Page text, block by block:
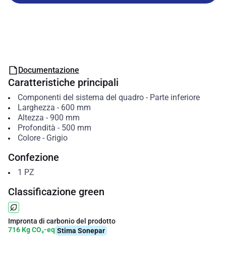
Documentazione
Caratteristiche principali
Componenti del sistema del quadro- Parte inferiore
Larghezza - 600 mm
Altezza - 900 mm
Profondità - 500 mm
Colore- Grigio
Confezione
1 PZ
Classificazione green
Impronta di carbonio del prodotto
716 Kg CO₂-eq Stima Sonepar